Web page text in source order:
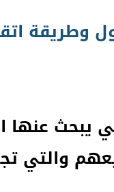
وطريقة
يبحث عنها
والتي